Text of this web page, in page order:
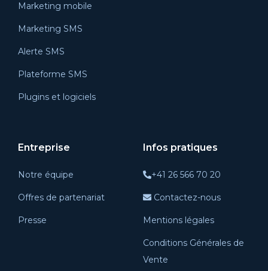
Marketing mobile
Marketing SMS
Alerte SMS
Plateforme SMS
Plugins et logiciels
Entreprise
Notre équipe
Offres de partenariat
Presse
Infos pratiques
+41 26 566 70 20
Contactez-nous
Mentions légales
Conditions Générales de
Vente